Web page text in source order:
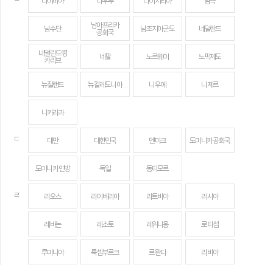
남수단
남아프리카
공화국
남조지아군도 네덜란드
네덜란드령
카리브
네팔 노르웨이 노퍽제도
뉴질랜드 뉴칼레도니아 니우에 니제르
니카라과
ㄷ 대만 대한민국 덴마크 도미니카 공화국
도미니카 연방 독일 동티모르
ㄹ 라오스 라이베리아 라트비아 러시아
레바논 레소토 레위니옹 로타섬
루마니아 룩셈부르크 르완다 리비아